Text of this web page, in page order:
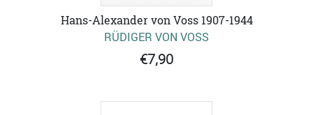
Hans-Alexander von Voss 1907-1944
RÜDIGER VON VOSS
€7,90